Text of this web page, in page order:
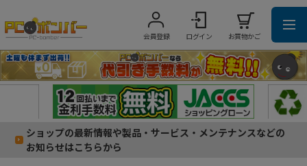
会員登録 ログイン お買物かご
ショップの最新情報や製品・サービス・メンテナンスなどの
お知らせはこちらから